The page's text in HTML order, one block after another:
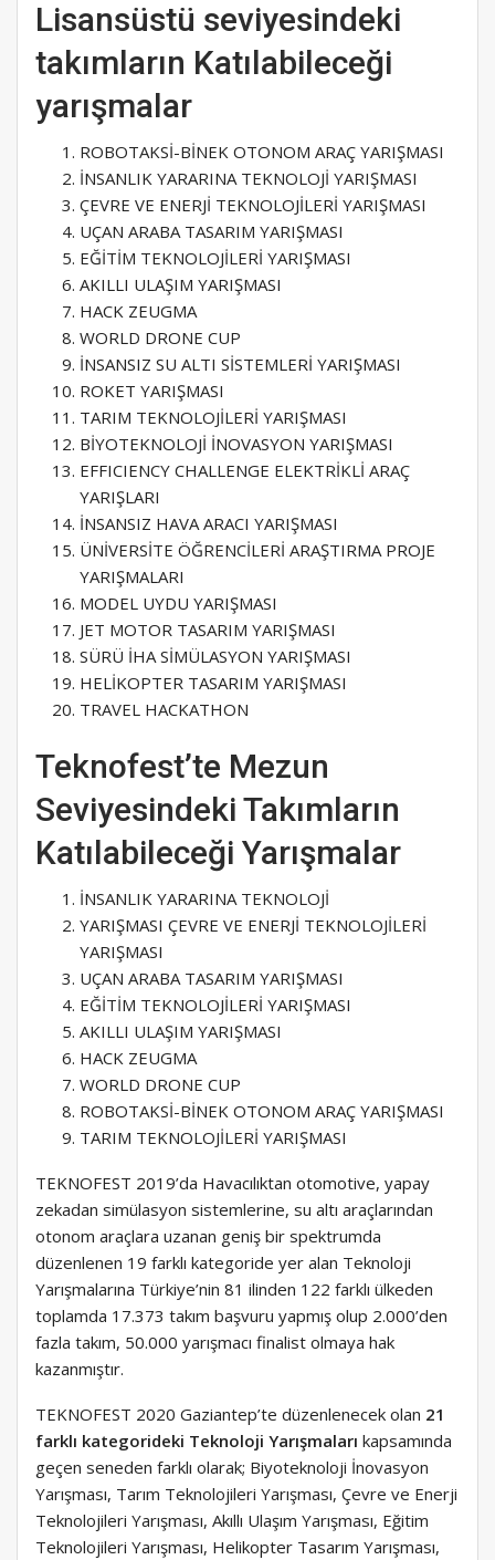
Lisansüstü seviyesindeki
takımların Katılabileceği
yarışmalar
ROBOTAKSİ-BİNEK OTONOM ARAÇ YARIŞMASI
İNSANLIK YARARINA TEKNOLOJİ YARIŞMASI
ÇEVRE VE ENERJİ TEKNOLOJİLERİ YARIŞMASI
UÇAN ARABA TASARIM YARIŞMASI
EĞİTİM TEKNOLOJİLERİ YARIŞMASI
AKILLI ULAŞIM YARIŞMASI
HACK ZEUGMA
WORLD DRONE CUP
İNSANSIZ SU ALTI SİSTEMLERİ YARIŞMASI
ROKET YARIŞMASI
TARIM TEKNOLOJİLERİ YARIŞMASI
BİYOTEKNOLOJİ İNOVASYON YARIŞMASI
EFFICIENCY CHALLENGE ELEKTRİKLİ ARAÇ
YARIŞLARI
İNSANSIZ HAVA ARACI YARIŞMASI
ÜNİVERSİTE ÖĞRENCİLERİ ARAŞTIRMA PROJE
YARIŞMALARI
MODEL UYDU YARIŞMASI
JET MOTOR TASARIM YARIŞMASI
SÜRÜ İHA SİMÜLASYON YARIŞMASI
HELİKOPTER TASARIM YARIŞMASI
TRAVEL HACKATHON
Teknofest’te Mezun
Seviyesindeki Takımların
Katılabileceği Yarışmalar
İNSANLIK YARARINA TEKNOLOJİ
YARIŞMASI ÇEVRE VE ENERJİ TEKNOLOJİLERİ
YARIŞMASI
UÇAN ARABA TASARIM YARIŞMASI
EĞİTİM TEKNOLOJİLERİ YARIŞMASI
AKILLI ULAŞIM YARIŞMASI
HACK ZEUGMA
WORLD DRONE CUP
ROBOTAKSİ-BİNEK OTONOM ARAÇ YARIŞMASI
TARIM TEKNOLOJİLERİ YARIŞMASI
TEKNOFEST 2019’da Havacılıktan otomotive, yapay
zekadan simülasyon sistemlerine, su altı araçlarından
otonom araçlara uzanan geniş bir spektrumda
düzenlenen 19 farklı kategoride yer alan Teknoloji
Yarışmalarına Türkiye’nin 81 ilinden 122 farklı ülkeden
toplamda 17.373 takım başvuru yapmış olup 2.000’den
fazla takım, 50.000 yarışmacı finalist olmaya hak
kazanmıştır.
TEKNOFEST 2020 Gaziantep’te düzenlenecek olan 21
farklı kategorideki Teknoloji Yarışmaları kapsamında
geçen seneden farklı olarak; Biyoteknoloji İnovasyon
Yarışması, Tarım Teknolojileri Yarışması, Çevre ve Enerji
Teknolojileri Yarışması, Akıllı Ulaşım Yarışması, Eğitim
Teknolojileri Yarışması, Helikopter Tasarım Yarışması,